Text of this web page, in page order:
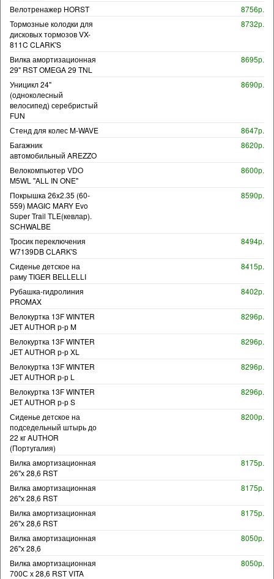
Велотренажер HORST
8756р.
Тормозные колодки для
дисковых тормозов VX-
811C CLARK'S
8732р.
Вилка амортизационная
29" RST OMEGA 29 TNL
8695р.
Уницикл 24"
(одноколесный
велосипед) серебристый
FUN
8690р.
Стенд для колес M-WAVE
8647р.
Багажник
автомобильный AREZZO
8620р.
Велокомпьютер VDO
M5WL "ALL IN ONE"
8600р.
Покрышка 26x2.35 (60-
559) MAGIC MARY Evo
Super Trail TLE(кевлар).
SCHWALBE
8590р.
Тросик переключения
W7139DB CLARK'S
8494р.
Сиденье детское на
раму TIGER BELLELLI
8415р.
Рубашка-гидролиния
PROMAX
8402р.
Велокуртка 13F WINTER
JET AUTHOR р-р M
8296р.
Велокуртка 13F WINTER
JET AUTHOR р-р XL
8296р.
Велокуртка 13F WINTER
JET AUTHOR р-р L
8296р.
Велокуртка 13F WINTER
JET AUTHOR р-р S
8296р.
Сиденье детское на
подседельный штырь до
22 кг AUTHOR
(Португалия)
8200р.
Вилка амортизационная
26"х 28,6 RST
8175р.
Вилка амортизационная
26"х 28,6 RST
8175р.
Вилка амортизационная
26"х 28,6 RST
8175р.
Вилка амортизационная
26"х 28,6
8050р.
Вилка амортизационная
700С х 28,6 RST VITA
8050р.